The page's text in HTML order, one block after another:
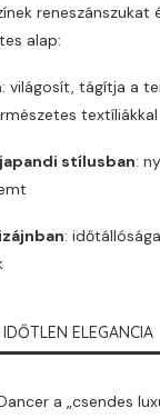
reneszánszukat
alap:
: világosít, tágítja a
textíliákkal
stílusban:
:
ELEGANCIA
a „csendes